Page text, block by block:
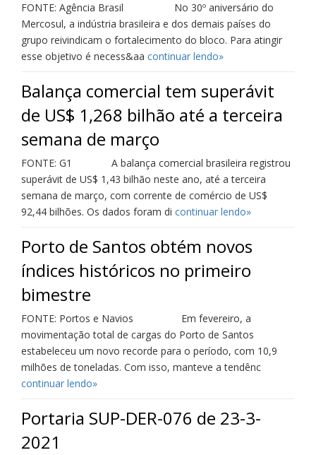
FONTE: Agência Brasil No 30º aniversário do
Mercosul, a indústria brasileira e dos demais países do
grupo reivindicam o fortalecimento do bloco. Para atingir
esse objetivo é necess&aa continuar lendo»
Balança comercial tem superávit
de US$ 1,268 bilhão até a terceira
semana de março
FONTE: G1 A balança comercial brasileira registrou
superávit de US$ 1,43 bilhão neste ano, até a terceira
semana de março, com corrente de comércio de US$
92,44 bilhões. Os dados foram di continuar lendo»
Porto de Santos obtém novos
índices históricos no primeiro
bimestre
FONTE: Portos e Navios Em fevereiro, a
movimentação total de cargas do Porto de Santos
estabeleceu um novo recorde para o período, com 10,9
milhões de toneladas. Com isso, manteve a tendênc
continuar lendo»
Portaria SUP-DER-076 de 23-3-
2021